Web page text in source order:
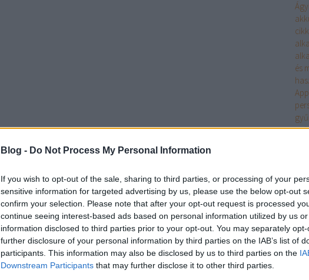
Blog - Do Not Process My Personal Information
If you wish to opt-out of the sale, sharing to third parties, or processing of your
sensitive information for targeted advertising by us, please use the below opt-out
confirm your selection. Please note that after your opt-out request is processed
continue seeing interest-based ads based on personal information utilized by us
information disclosed to third parties prior to your opt-out. You may separately
further disclosure of your personal information by third parties on the IAB’s list of
participants. This information may also be disclosed by us to third parties on the
Downstream Participants that may further disclose it to other third parties.
és